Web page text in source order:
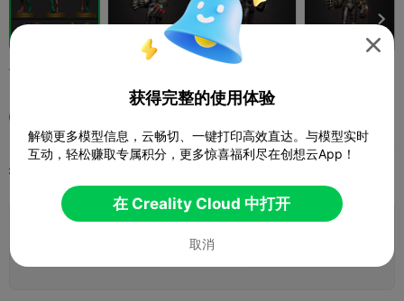

蔚-英雄联盟
打印配置

获得完整的使用体验
解锁更多模型信息，云畅切、一键打印高效直达。与模型实时
互动，轻松赚取专属积分，更多惊喜福利尽在创想云App！
在 Creality Cloud 中打开
取消